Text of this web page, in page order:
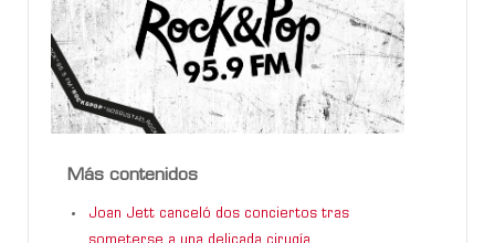
Más contenidos
Joan Jett canceló dos conciertos tras